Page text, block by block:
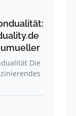
Die